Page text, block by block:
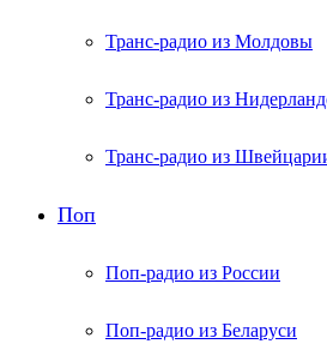
Транс-радио из Молдовы
Транс-радио из
Транс-радио из
Поп
Поп-радио из России
Поп-радио из Беларуси